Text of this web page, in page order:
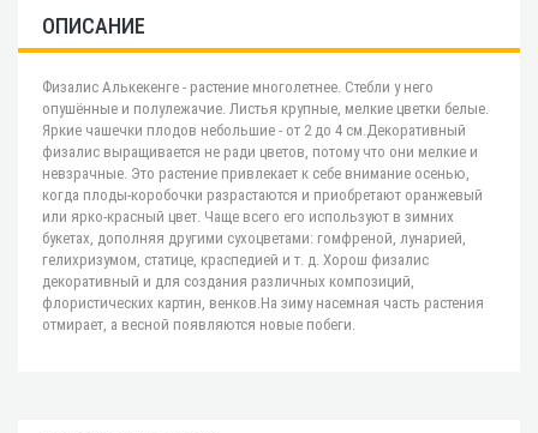
ОПИСАНИЕ
Физалис Алькекенге - растение многолетнее. Стебли у него
опушённые и полулежачие. Листья крупные, мелкие цветки белые.
Яркие чашечки плодов небольшие - от 2 до 4 см.Декоративный
физалис выращивается не ради цветов, потому что они мелкие и
невзрачные. Это растение привлекает к себе внимание осенью,
когда плоды-коробочки разрастаются и приобретают оранжевый
или ярко-красный цвет. Чаще всего его используют в зимних
букетах, дополняя другими сухоцветами: гомфреной, лунарией,
гелихризумом, статице, краспедией и т. д. Хорош физалис
декоративный и для создания различных композиций,
флористических картин, венков.На зиму насемная часть растения
отмирает, а весной появляются новые побеги.